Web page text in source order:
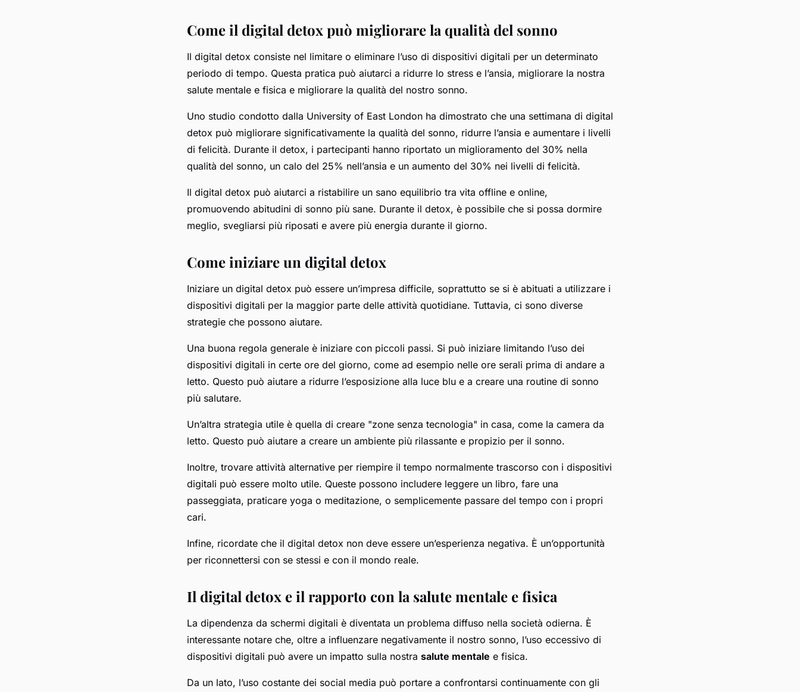
Come il digital detox può migliorare la qualità del sonno
Il digital detox consiste nel limitare o eliminare l’uso di dispositivi digitali per un determinato
periodo di tempo. Questa pratica può aiutarci a ridurre lo stress e l’ansia, migliorare la nostra
salute mentale e fisica e migliorare la qualità del nostro sonno.
Uno studio condotto dalla University of East London ha dimostrato che una settimana di digital
detox può migliorare significativamente la qualità del sonno, ridurre l’ansia e aumentare i livelli
di felicità. Durante il detox, i partecipanti hanno riportato un miglioramento del 30% nella
qualità del sonno, un calo del 25% nell’ansia e un aumento del 30% nei livelli di felicità.
Il digital detox può aiutarci a ristabilire un sano equilibrio tra vita offline e online,
promuovendo abitudini di sonno più sane. Durante il detox, è possibile che si possa dormire
meglio, svegliarsi più riposati e avere più energia durante il giorno.
Come iniziare un digital detox
Iniziare un digital detox può essere un’impresa difficile, soprattutto se si è abituati a utilizzare i
dispositivi digitali per la maggior parte delle attività quotidiane. Tuttavia, ci sono diverse
strategie che possono aiutare.
Una buona regola generale è iniziare con piccoli passi. Si può iniziare limitando l’uso dei
dispositivi digitali in certe ore del giorno, come ad esempio nelle ore serali prima di andare a
letto. Questo può aiutare a ridurre l’esposizione alla luce blu e a creare una routine di sonno
più salutare.
Un’altra strategia utile è quella di creare "zone senza tecnologia" in casa, come la camera da
letto. Questo può aiutare a creare un ambiente più rilassante e propizio per il sonno.
Inoltre, trovare attività alternative per riempire il tempo normalmente trascorso con i dispositivi
digitali può essere molto utile. Queste possono includere leggere un libro, fare una
passeggiata, praticare yoga o meditazione, o semplicemente passare del tempo con i propri
cari.
Infine, ricordate che il digital detox non deve essere un’esperienza negativa. È un’opportunità
per riconnettersi con se stessi e con il mondo reale.
Il digital detox e il rapporto con la salute mentale e fisica
La dipendenza da schermi digitali è diventata un problema diffuso nella società odierna. È
interessante notare che, oltre a influenzare negativamente il nostro sonno, l’uso eccessivo di
dispositivi digitali può avere un impatto sulla nostra salute mentale e fisica.
Da un lato, l’uso costante dei social media può portare a confrontarsi continuamente con gli